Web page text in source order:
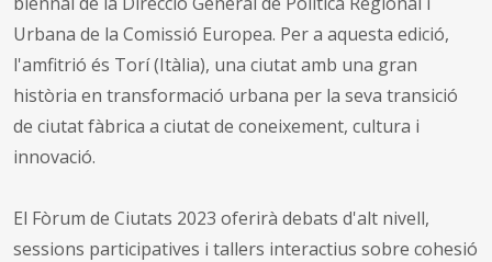
Urbana de la Comissió Europea. Per a aquesta edició,
l'amfitrió és Torí (Itàlia), una ciutat amb una gran
història en transformació urbana per la seva transició
de ciutat fàbrica a ciutat de coneixement, cultura i
innovació.
El Fòrum de Ciutats 2023 oferirà debats d'alt nivell,
sessions participatives i tallers interactius sobre cohesió